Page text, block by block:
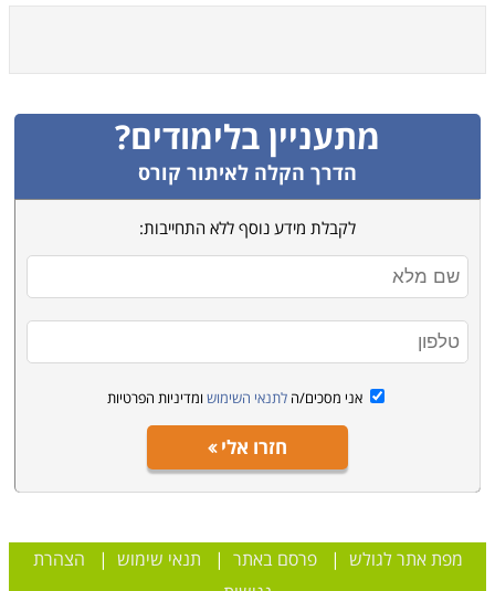
מתעניין בלימודים?
הדרך הקלה לאיתור קורס
לקבלת מידע נוסף ללא התחייבות:
אני מסכים/ה לתנאי השימוש ומדיניות הפרטיות
חזרו אלי
מפת אתר לגולש |פרסם באתר | תנאי שימוש | הצהרת